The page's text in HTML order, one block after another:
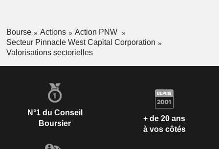
Bourse Actions
Action PNW
Secteur Pinnacle West Capital Corporation
Valorisations sectorielles
N°1 du Conseil
Boursier
+ de 20 ans
à vos côtés